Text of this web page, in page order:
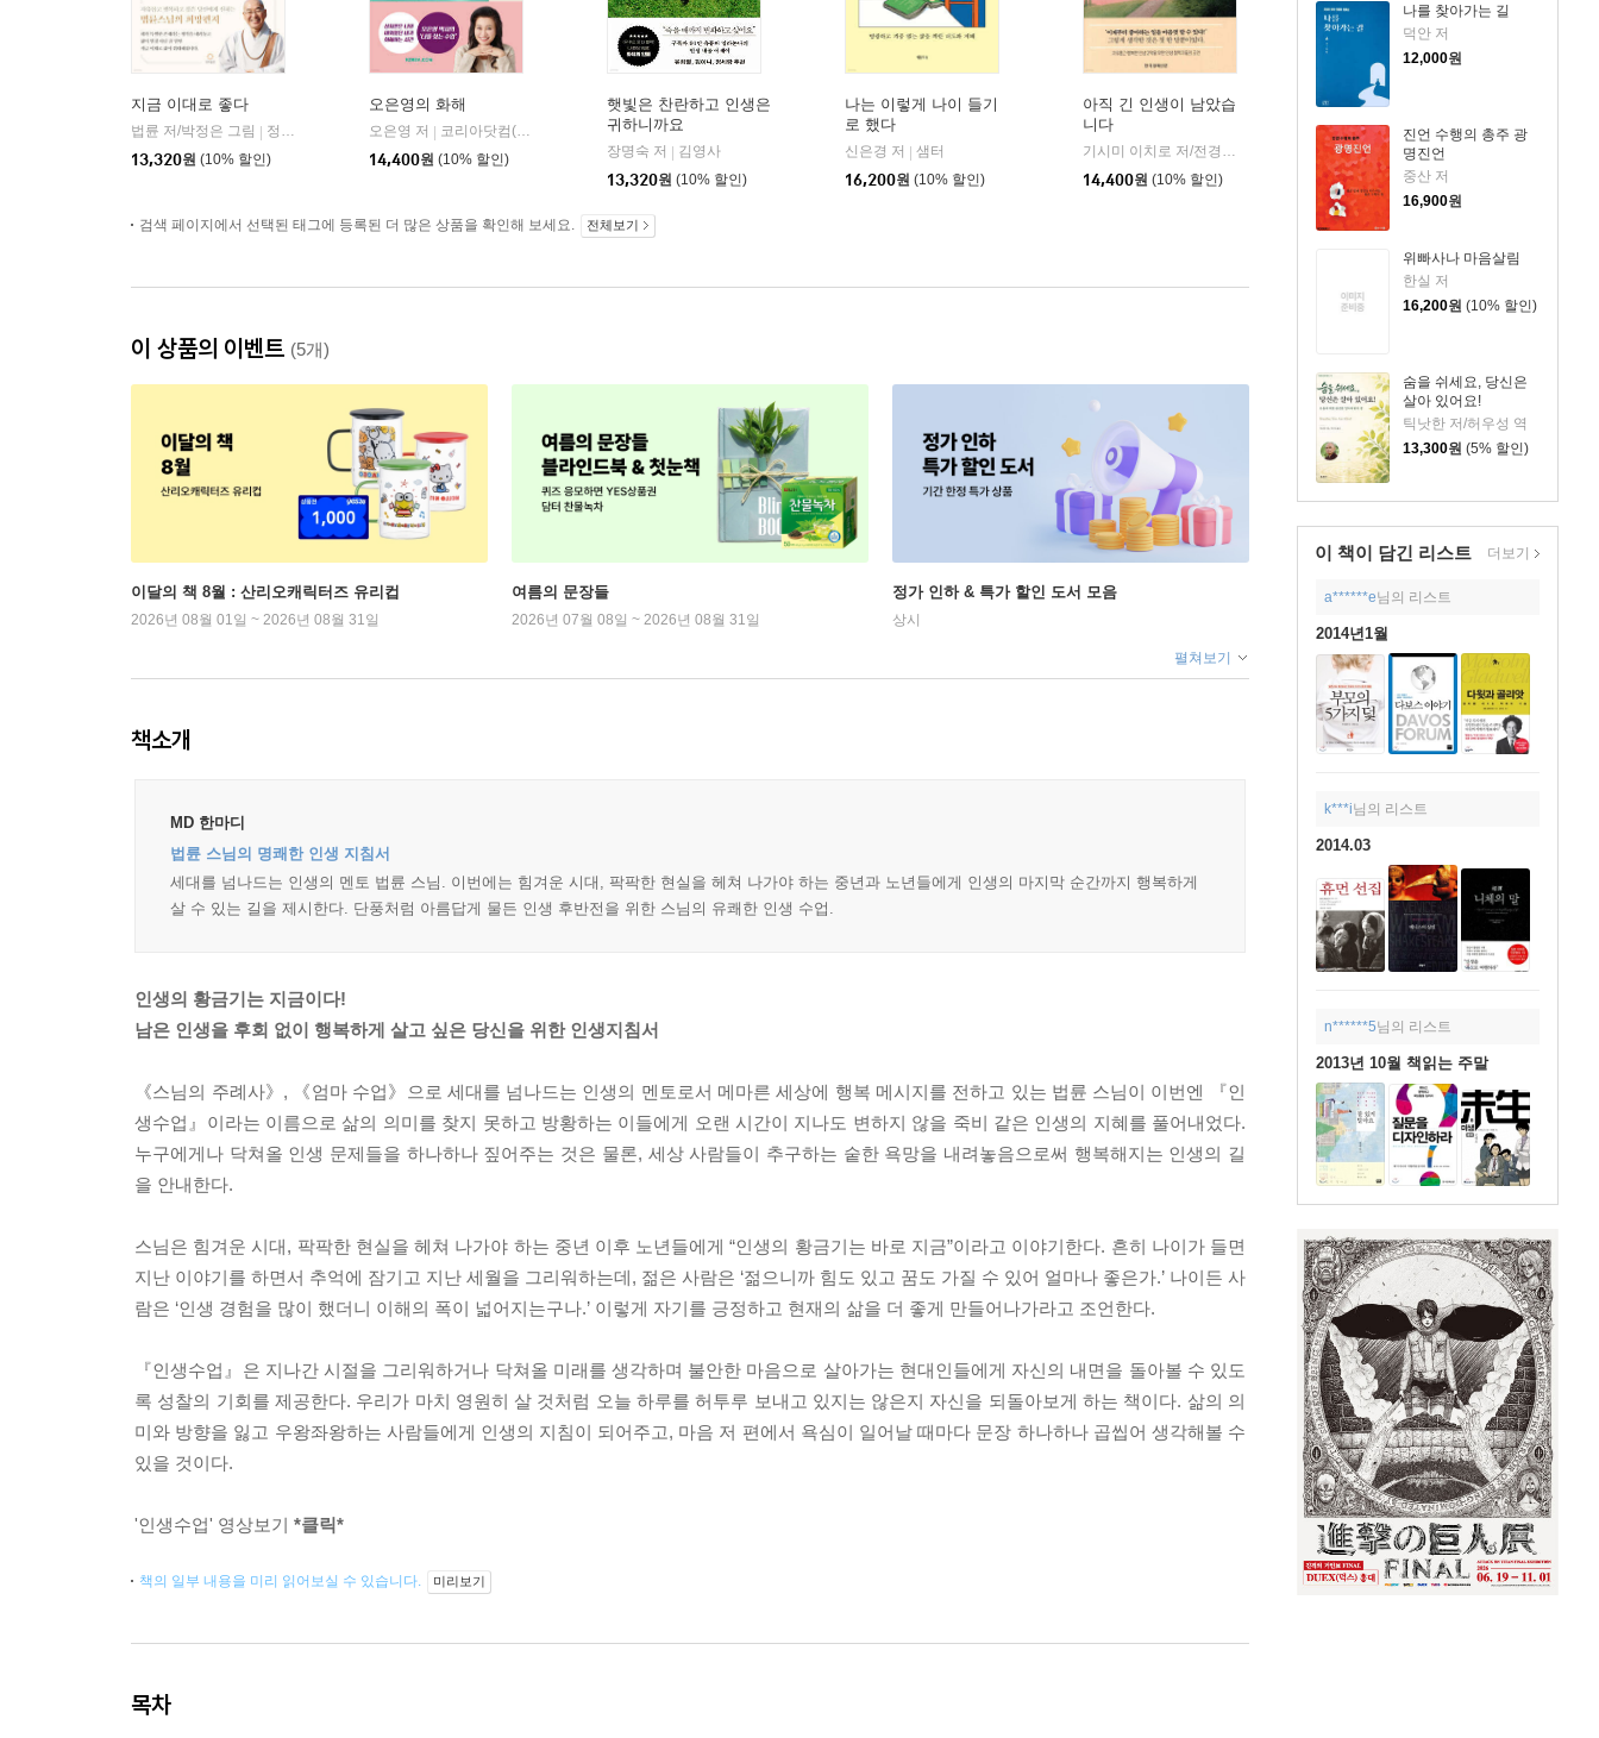
나를 찾아가는 길
덕안 저
12,000원
진언 수행의 총주 광
명진언
중산 저
16,900원
위빠사나 마음살림
한실 저
16,200원 (10% 할인)
숨을 쉬세요, 당신은
살아 있어요!
틱낫한 저/허우성 역
13,300원 (5% 할인)
이 책이 담긴 리스트 더보기
a******e님의 리스트
2014년1월
k***i님의 리스트
2014.03
n******5님의 리스트
2013년 10월 책읽는 주말
지금 이대로 좋다
법륜 저/박정은 그림
정토출판
13,320원 (10% 할인)
오은영의 화해
오은영 저
코리아닷컴(Korea.com)
14,400원 (10% 할인)
햇빛은 찬란하고 인생은
귀하니까요
장명숙 저
김영사
13,320원 (10% 할인)
나는 이렇게 나이 들기
로 했다
신은경 저
샘터
16,200원 (10% 할인)
아직 긴 인생이 남았습
니다
기시미 이치로 저/전경아 역
한국경제신문사(한경비피)
14,400원 (10% 할인)
검색 페이지에서 선택된 태그에 등록된 더 많은 상품을 확인해 보세요. 전체보기
이 상품의 이벤트 (5개)
이달의 책 8월 : 산리오캐릭터즈 유리컵
2026년 08월 01일 ~ 2026년 08월 31일
여름의 문장들
2026년 07월 08일 ~ 2026년 08월 31일
정가 인하 & 특가 할인 도서 모음
상시
펼쳐보기
책소개
MD 한마디
법륜 스님의 명쾌한 인생 지침서
세대를 넘나드는 인생의 멘토 법륜 스님. 이번에는 힘겨운 시대, 팍팍한 현실을 헤쳐 나가야 하는 중년과 노년들에게 인생의 마지막 순간까지 행복하게
살 수 있는 길을 제시한다. 단풍처럼 아름답게 물든 인생 후반전을 위한 스님의 유쾌한 인생 수업.
인생의 황금기는 지금이다!
남은 인생을 후회 없이 행복하게 살고 싶은 당신을 위한 인생지침서
《스님의 주례사》, 《엄마 수업》으로 세대를 넘나드는 인생의 멘토로서 메마른 세상에 행복 메시지를 전하고 있는 법륜 스님이 이번엔 『인
생수업』이라는 이름으로 삶의 의미를 찾지 못하고 방황하는 이들에게 오랜 시간이 지나도 변하지 않을 죽비 같은 인생의 지혜를 풀어내었다.
누구에게나 닥쳐올 인생 문제들을 하나하나 짚어주는 것은 물론, 세상 사람들이 추구하는 숱한 욕망을 내려놓음으로써 행복해지는 인생의 길
을 안내한다.
스님은 힘겨운 시대, 팍팍한 현실을 헤쳐 나가야 하는 중년 이후 노년들에게 “인생의 황금기는 바로 지금”이라고 이야기한다. 흔히 나이가 들면
지난 이야기를 하면서 추억에 잠기고 지난 세월을 그리워하는데, 젊은 사람은 ‘젊으니까 힘도 있고 꿈도 가질 수 있어 얼마나 좋은가.’ 나이든 사
람은 ‘인생 경험을 많이 했더니 이해의 폭이 넓어지는구나.’ 이렇게 자기를 긍정하고 현재의 삶을 더 좋게 만들어나가라고 조언한다.
『인생수업』은 지나간 시절을 그리워하거나 닥쳐올 미래를 생각하며 불안한 마음으로 살아가는 현대인들에게 자신의 내면을 돌아볼 수 있도
록 성찰의 기회를 제공한다. 우리가 마치 영원히 살 것처럼 오늘 하루를 허투루 보내고 있지는 않은지 자신을 되돌아보게 하는 책이다. 삶의 의
미와 방향을 잃고 우왕좌왕하는 사람들에게 인생의 지침이 되어주고, 마음 저 편에서 욕심이 일어날 때마다 문장 하나하나 곱씹어 생각해볼 수
있을 것이다.
'인생수업' 영상보기 *클릭*
책의 일부 내용을 미리 읽어보실 수 있습니다. 미리보기
목차